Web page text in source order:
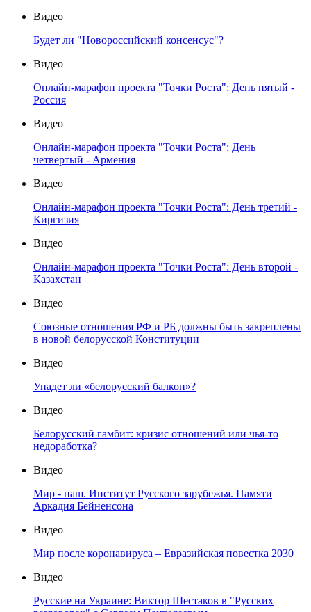
Видео
Будет ли "Новороссийский консенсус"?
Видео
Онлайн-марафон проекта "Точки Роста": День пятый -
Россия
Видео
Онлайн-марафон проекта "Точки Роста": День
четвертый - Армения
Видео
Онлайн-марафон проекта "Точки Роста": День третий -
Киргизия
Видео
Онлайн-марафон проекта "Точки Роста": День второй -
Казахстан
Видео
Союзные отношения РФ и РБ должны быть закреплены
в новой белорусской Конституции
Видео
Упадет ли «белорусский балкон»?
Видео
Белорусский гамбит: кризис отношений или чья-то
недоработка?
Видео
Мир - наш. Институт Русского зарубежья. Памяти
Аркадия Бейненсона
Видео
Мир после коронавируса – Евразийская повестка 2030
Видео
Русские на Украине: Виктор Шестаков в "Русских